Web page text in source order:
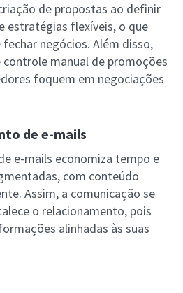
de propostas ao definir
estratégias flexíveis, o que
negócios. Além disso,
controle manual de promoções
foquem em negociações
de e-mails
e-mails economiza tempo e
com conteúdo
Assim, a comunicação se
o relacionamento, pois
alinhadas às suas